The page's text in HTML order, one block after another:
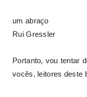
um abraço
Rui Gressler
Portanto, vou tentar
vocês, leitores deste